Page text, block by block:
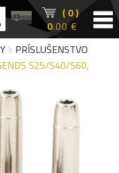
( 0 )
0.00 €
PRÍSLUŠENSTVO
S25/S40/S60,